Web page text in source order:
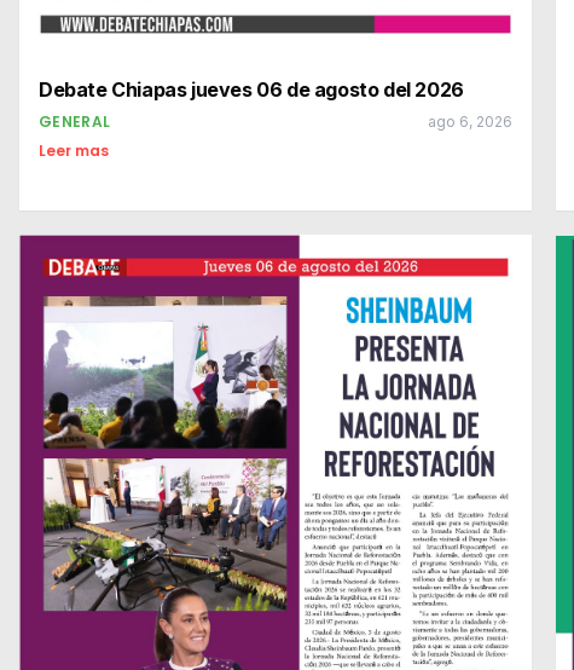
Debate Chiapas jueves 06 de agosto del 2026
GENERAL ago 6, 2026
Leer mas